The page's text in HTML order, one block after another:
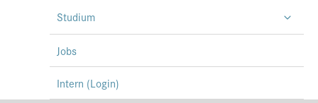
Studium
Jobs
Intern (Login)